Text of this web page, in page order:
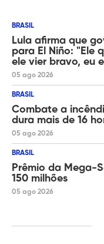
BRASIL
Lula afirma que
para El Niño: "Ele
ele vier bravo, eu
05 ago 2026
BRASIL
Combate a
dura mais de 16
05 ago 2026
BRASIL
Prêmio da Mega-
150 milhões
05 ago 2026